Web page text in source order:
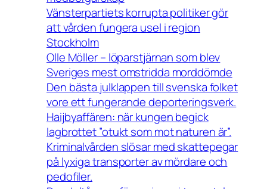
Vänsterpartiets korrupta politiker gör
att vården fungera usel i region
Stockholm
Olle Möller – löparstjärnan som blev
Sveriges mest omstridda morddömde
Den bästa julklappen till svenska folket
vore ett fungerande deporteringsverk.
Haijbyaffären: när kungen begick
lagbrottet ”otukt som mot naturen är”.
Kriminalvården slösar med skattepegar
på lyxiga transporter av mördare och
pedofiler.